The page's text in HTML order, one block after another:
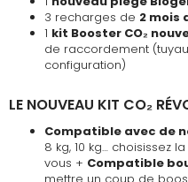
3 recharges de 2 mois
1 kit Booster CO₂
de raccordement
configuration)
LE NOUVEAU KIT CO₂
Compatible avec de
8 kg, 10 kg… choisissez
vous + Compatible
mettre un coup de